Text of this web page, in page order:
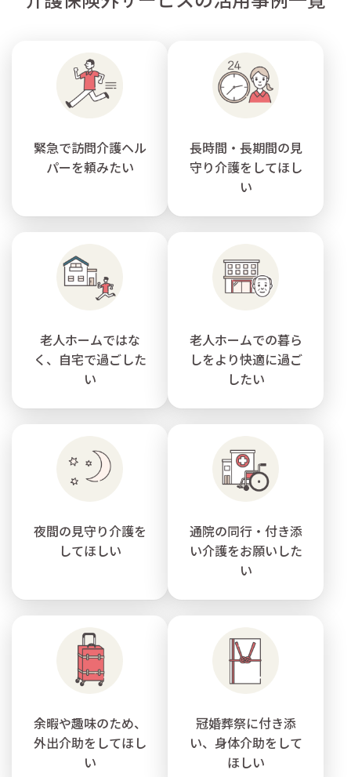
緊急で訪問介護ヘル
パーを頼みたい
長時間・長期間の見
守り介護をしてほし
い
老人ホームではな
く、自宅で過ごした
い
老人ホームでの暮ら
しをより快適に過ご
したい
夜間の見守り介護を
してほしい
通院の同行・付き添
い介護をお願いした
い
余暇や趣味のため、
外出介助をしてほし
い
冠婚葬祭に付き添
い、身体介助をして
ほしい